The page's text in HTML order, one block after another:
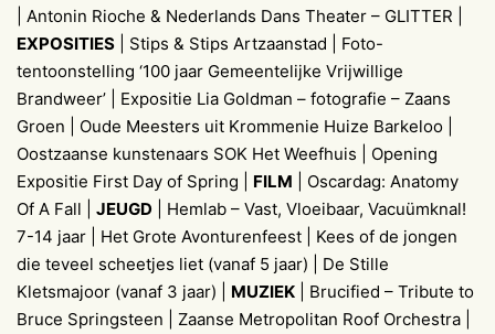
| Antonin Rioche & Nederlands Dans Theater – GLITTER |
EXPOSITIES | Stips & Stips Artzaanstad | Foto-
tentoonstelling ‘100 jaar Gemeentelijke Vrijwillige
Brandweer’ | Expositie Lia Goldman – fotografie – Zaans
Groen | Oude Meesters uit Krommenie Huize Barkeloo |
Oostzaanse kunstenaars SOK Het Weefhuis | Opening
Expositie First Day of Spring | FILM | Oscardag: Anatomy
Of A Fall | JEUGD | Hemlab – Vast, Vloeibaar, Vacuümknal!
7-14 jaar | Het Grote Avonturenfeest | Kees of de jongen
die teveel scheetjes liet (vanaf 5 jaar) | De Stille
Kletsmajoor (vanaf 3 jaar) | MUZIEK | Brucified – Tribute to
Bruce Springsteen | Zaanse Metropolitan Roof Orchestra |